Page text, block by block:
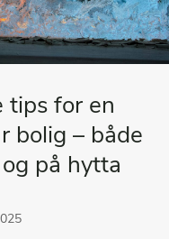
tips for en
bolig – både
på hytta